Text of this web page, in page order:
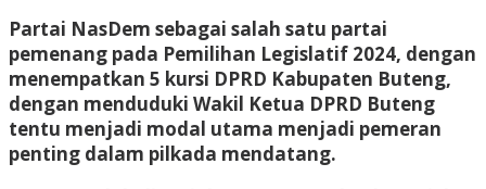
Partai NasDem sebagai salah satu partai
pemenang pada Pemilihan Legislatif 2024, dengan
menempatkan 5 kursi DPRD Kabupaten Buteng,
dengan menduduki Wakil Ketua DPRD Buteng
tentu menjadi modal utama menjadi pemeran
penting dalam pilkada mendatang.